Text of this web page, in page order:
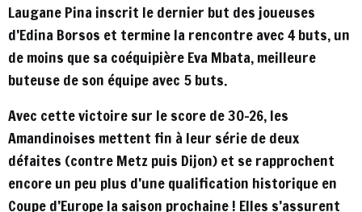
Laugane Pina inscrit le dernier but des joueuses
d’Edina Borsos et termine la rencontre avec 4 buts, un
de moins que sa coéquipière Eva Mbata, meilleure
buteuse de son équipe avec 5 buts.
Avec cette victoire sur le score de 30-26, les
Amandinoises mettent fin à leur série de deux
défaites (contre Metz puis Dijon) et se rapprochent
encore un peu plus d’une qualification historique en
Coupe d’Europe la saison prochaine ! Elles s’assurent